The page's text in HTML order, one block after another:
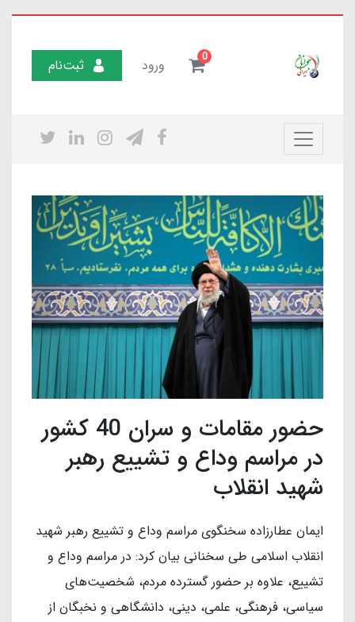
0 ورود ثبت‌نام
حضور مقامات و سران 40 کشور
در مراسم وداع و تشییع رهبر
شهید انقلاب
ایمان عطارزاده سخنگوی مراسم وداع و تشییع رهبر شهید
انقلاب اسلامی طی سخنانی بیان کرد: در مراسم وداع و
تشییع، علاوه بر حضور گسترده مردم، شخصیت‌های
سیاسی، فرهنگی، علمی، دینی، دانشگاهی و نخبگان از